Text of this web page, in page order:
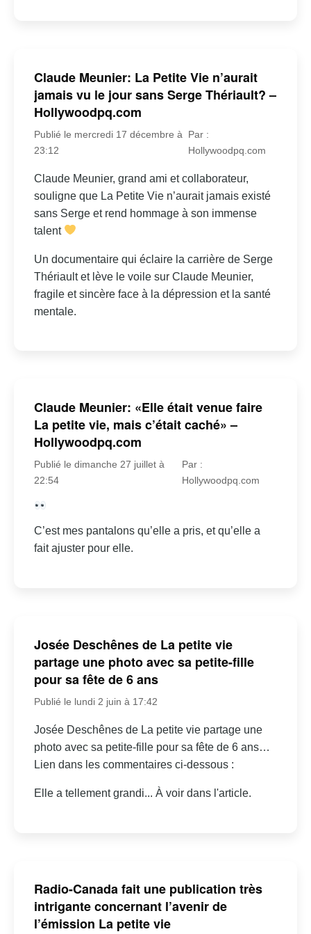
Claude Meunier: La Petite Vie n’aurait
jamais vu le jour sans Serge Thériault? –
Hollywoodpq.com
Publié le mercredi 17 décembre à
23:12
Par :
Hollywoodpq.com
Claude Meunier, grand ami et collaborateur,
souligne que La Petite Vie n’aurait jamais existé
sans Serge et rend hommage à son immense
talent
Un documentaire qui éclaire la carrière de Serge
Thériault et lève le voile sur Claude Meunier,
fragile et sincère face à la dépression et la santé
mentale.
Claude Meunier: «Elle était venue faire
La petite vie, mais c’était caché» –
Hollywoodpq.com
Publié le dimanche 27 juillet à
22:54
Par :
Hollywoodpq.com
C’est mes pantalons qu’elle a pris, et qu’elle a
fait ajuster pour elle.
Josée Deschênes de La petite vie
partage une photo avec sa petite-fille
pour sa fête de 6 ans
Publié le lundi 2 juin à 17:42
Josée Deschênes de La petite vie partage une
photo avec sa petite-fille pour sa fête de 6 ans…
Lien dans les commentaires ci-dessous :
Elle a tellement grandi... À voir dans l'article.
Radio-Canada fait une publication très
intrigante concernant l’avenir de
l’émission La petite vie